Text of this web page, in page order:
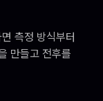
측정 방식부터
만들고 전후를